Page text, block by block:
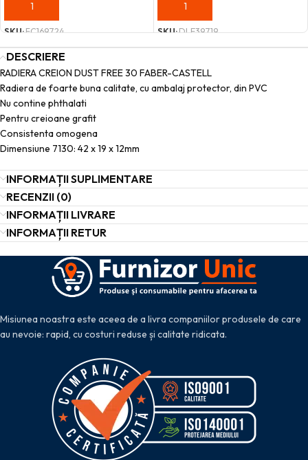
ADAUGĂ ÎN COȘ
SKU:FC169724
ADAUGĂ ÎN COȘ
SKU:DLE39719
DESCRIERE
RADIERA CREION DUST FREE 30 FABER-CASTELL
Radiera de foarte buna calitate, cu ambalaj protector, din PVC
Nu contine phthalati
Pentru creioane grafit
Consistenta omogena
Dimensiune 7130: 42 x 19 x 12mm
INFORMAȚII SUPLIMENTARE
RECENZII (0)
INFORMAȚII LIVRARE
INFORMAȚII RETUR
Misiunea noastra este aceea de a livra companiilor produsele de care
au nevoie: rapid, cu costuri reduse și calitate ridicata.